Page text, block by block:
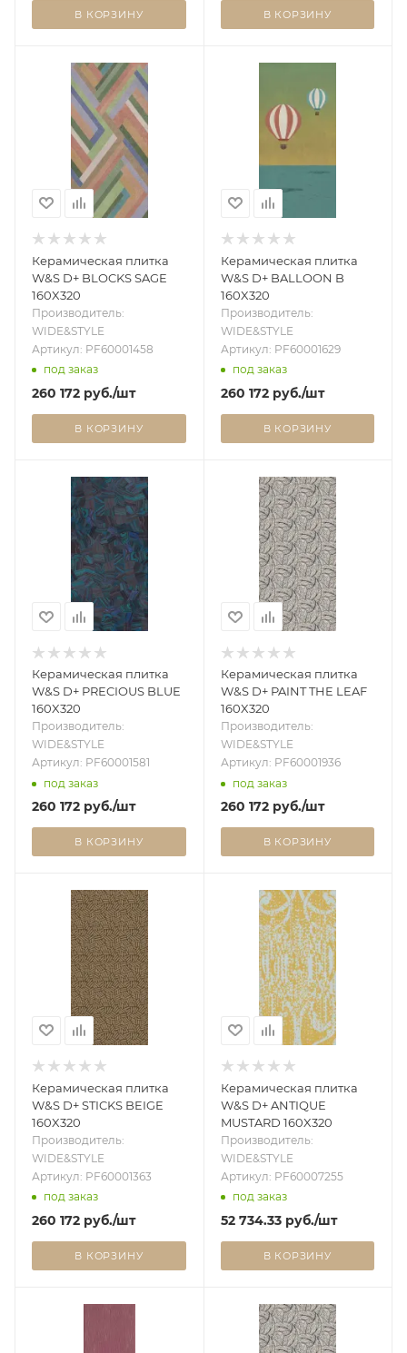
В КОРЗИНУ В КОРЗИНУ
Керамическая плитка
W&S D+ BLOCKS SAGE
160X320
Производитель:
WIDE&STYLE
Артикул: PF60001458
под заказ
260 172 руб./шт
В КОРЗИНУ
Керамическая плитка
W&S D+ BALLOON B
160X320
Производитель:
WIDE&STYLE
Артикул: PF60001629
под заказ
260 172руб./шт
В КОРЗИНУ
Керамическая плитка
W&S D+ PRECIOUS BLUE
160X320
Производитель:
WIDE&STYLE
Артикул: PF60001581
под заказ
260 172 руб./шт
В КОРЗИНУ
Керамическая плитка
W&S D+ PAINT THE LEAF
160X320
Производитель:
WIDE&STYLE
Артикул: PF60001936
под заказ
260 172руб./шт
В КОРЗИНУ
Керамическая плитка
W&S D+ STICKS BEIGE
160X320
Производитель:
WIDE&STYLE
Артикул: PF60001363
под заказ
260 172 руб./шт
В КОРЗИНУ
Керамическая плитка
W&S D+ ANTIQUE
MUSTARD 160X320
Производитель:
WIDE&STYLE
Артикул: PF60007255
под заказ
52 734.33руб./шт
В КОРЗИНУ